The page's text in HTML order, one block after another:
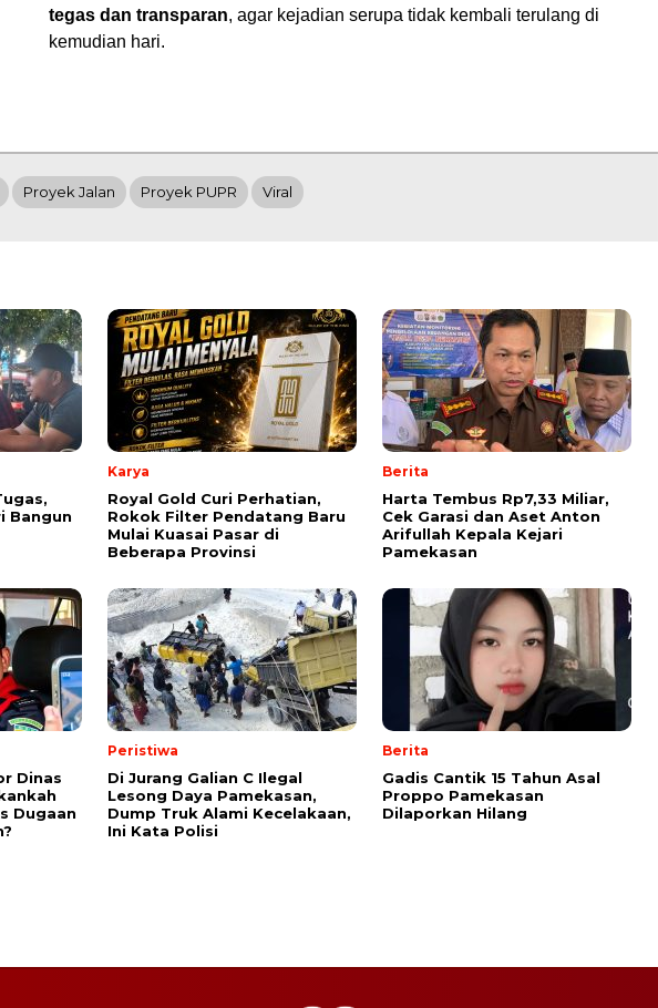
tegas dan transparan, agar kejadian serupa tidak kembali terulang di
kemudian hari.
Proyek Jalan Proyek PUPR Viral
Bangun
Karya
Royal Gold Curi Perhatian,
Rokok Filter Pendatang Baru
Mulai Kuasai Pasar di
Beberapa Provinsi
Berita
Harta Tembus Rp7,33 Miliar,
Cek Garasi dan Aset Anton
Arifullah Kepala Kejari
Pamekasan
Dinas
Dugaan
Peristiwa
Di Jurang Galian C Ilegal
Lesong Daya Pamekasan,
Dump Truk Alami Kecelakaan,
Ini Kata Polisi
Berita
Gadis Cantik 15 Tahun Asal
Proppo Pamekasan
Dilaporkan Hilang